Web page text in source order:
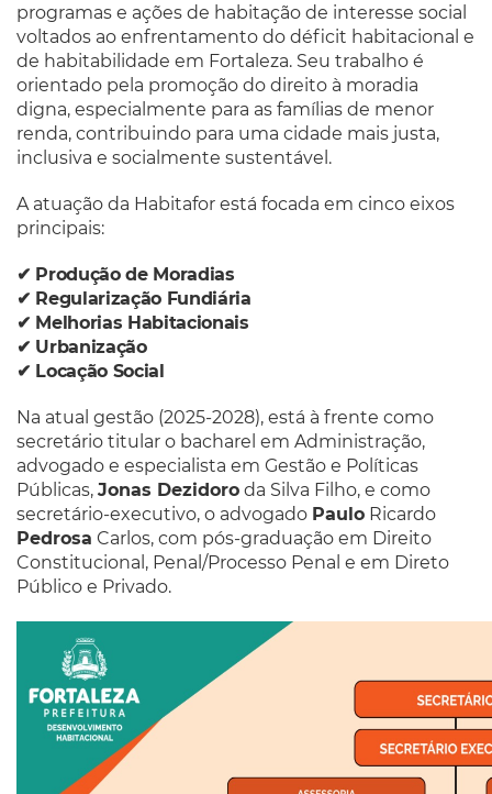
programas e ações de habitação de interesse social
voltados ao enfrentamento do déficit habitacional e
de habitabilidade em Fortaleza. Seu trabalho é
orientado pela promoção do direito à moradia
digna, especialmente para as famílias de menor
renda, contribuindo para uma cidade mais justa,
inclusiva e socialmente sustentável.
A atuação da Habitafor está focada em cinco eixos
principais:
✔︎ Produção de Moradias
✔︎ Regularização Fundiária
✔︎ Melhorias Habitacionais
✔︎ Urbanização
✔︎ Locação Social
Na atual gestão (2025-2028), está à frente como
secretário titular o bacharel em Administração,
advogado e especialista em Gestão e Políticas
Públicas, Jonas Dezidoro da Silva Filho, e como
secretário-executivo, o advogado Paulo Ricardo
Pedrosa Carlos, com pós-graduação em Direito
Constitucional, Penal/Processo Penal e em Direto
Público e Privado.